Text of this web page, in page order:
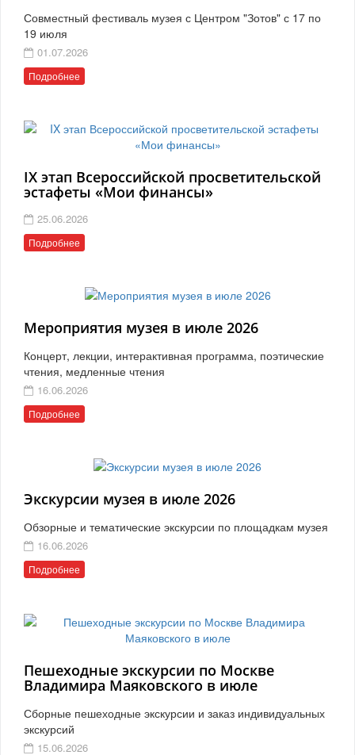
Совместный фестиваль музея с Центром "Зотов" с 17 по
19 июля
01.07.2026
Подробнее
IX этап Всероссийской просветительской
эстафеты «Мои финансы»
25.06.2026
Подробнее
Мероприятия музея в июле 2026
Концерт, лекции, интерактивная программа, поэтические
чтения, медленные чтения
16.06.2026
Подробнее
Экскурсии музея в июле 2026
Обзорные и тематические экскурсии по площадкам музея
16.06.2026
Подробнее
Пешеходные экскурсии по Москве
Владимира Маяковского в июле
Сборные пешеходные экскурсии и заказ индивидуальных
экскурсий
15.06.2026